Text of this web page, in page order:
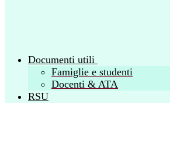
Documenti utili
Famiglie e studenti
Docenti & ATA
RSU